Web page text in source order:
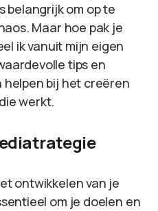
belangrijk om op te
Maar hoe pak je
ik vanuit mijn eigen
tips en
bij het creëren
werkt.
ontwikkelen van je
om je doelen en